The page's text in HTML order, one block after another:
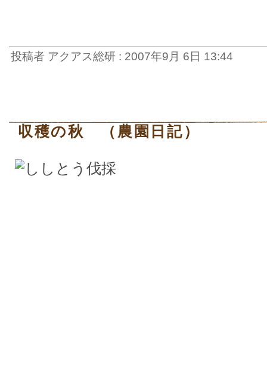
投稿者 アクアス総研 : 2007年9月 6日 13:44
収穫の秋 （農園日記）